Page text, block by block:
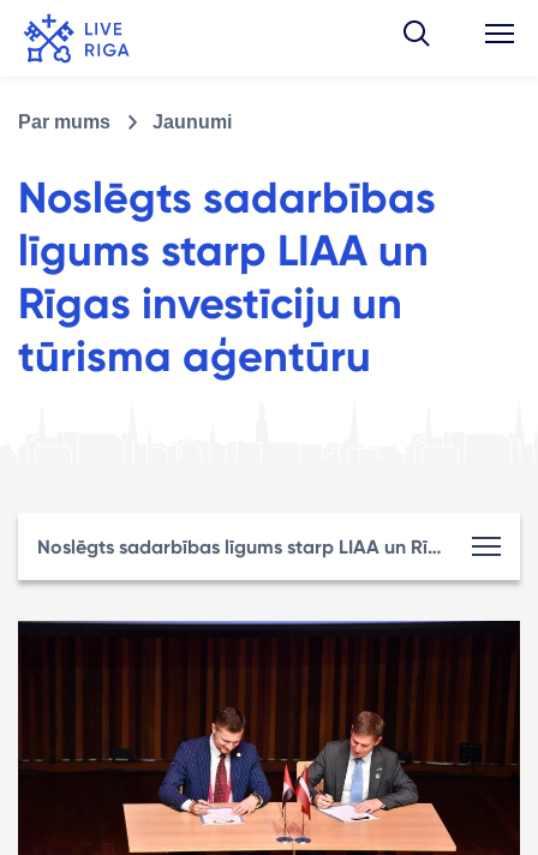
Par mums Jaunumi
Noslēgts sadarbības
līgums starp LIAA un
Rīgas investīciju un
tūrisma aģentūru
Noslēgts sadarbības līgums starp LIAA un Rīgas investīciju un tūrisma aģentūru